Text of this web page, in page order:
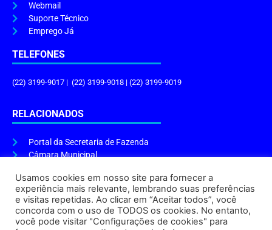
Webmail
Suporte Técnico
Emprego Já
TELEFONES
(22) 3199-9017 | (22) 3199-9018 | (22) 3199-9019
RELACIONADOS
Portal da Secretaria de Fazenda
Câmara Municipal
ENDEREÇO E HORÁRIO
Endereço:Praça Tiradentes, s/n – Centro, Cabo Frio – RJ, 28906-290
Usamos cookies em nosso site para fornecer a
experiência mais relevante, lembrando suas preferências
e visitas repetidas. Ao clicar em “Aceitar todos”, você
concorda com o uso de TODOS os cookies. No entanto,
você pode visitar "Configurações de cookies" para